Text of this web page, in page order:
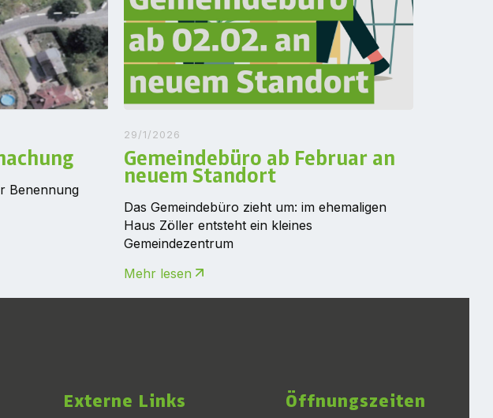
Benennung
29/1/2026
Gemeindebüro ab Februar an
neuem Standort
Das Gemeindebüro zieht um: im ehemaligen
Haus Zöller entsteht ein kleines
Gemeindezentrum
Mehr lesen
Externe Links Öffnungszeiten